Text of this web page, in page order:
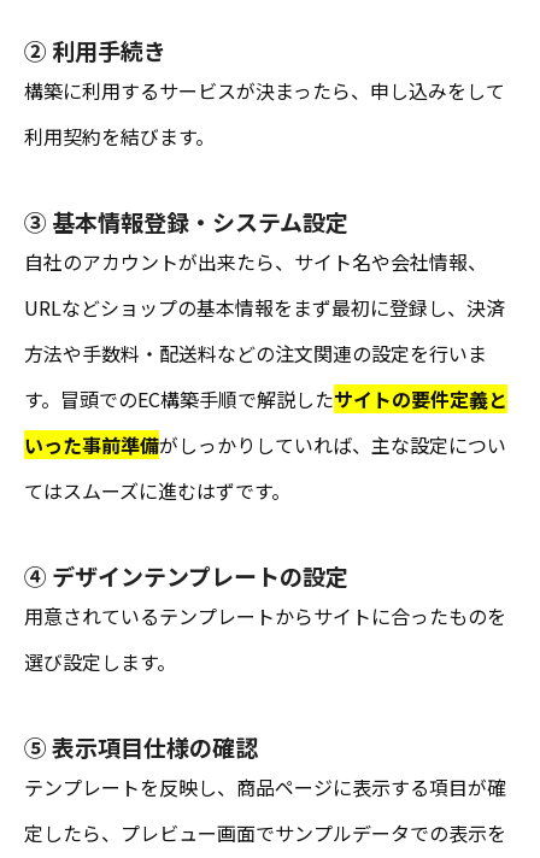
② 利用手続き
構築に利用するサービスが決まったら、申し込みをして
利用契約を結びます。
③ 基本情報登録・システム設定
自社のアカウントが出来たら、サイト名や会社情報、
URLなどショップの基本情報をまず最初に登録し、決済
方法や手数料・配送料などの注文関連の設定を行いま
す。冒頭でのEC構築手順で解説したサイトの要件定義と
いった事前準備がしっかりしていれば、主な設定につい
てはスムーズに進むはずです。
④ デザインテンプレートの設定
用意されているテンプレートからサイトに合ったものを
選び設定します。
⑤ 表示項目仕様の確認
テンプレートを反映し、商品ページに表示する項目が確
定したら、プレビュー画面でサンプルデータでの表示を